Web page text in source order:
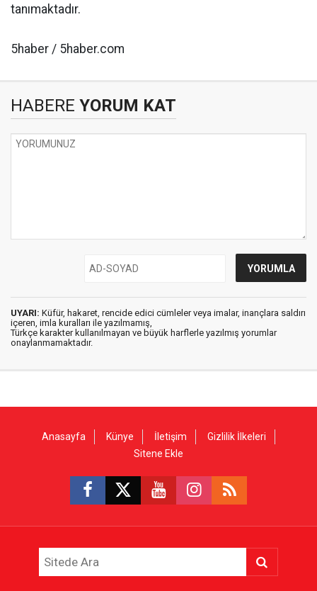
tanımaktadır.
5haber / 5haber.com
HABERE YORUM KAT
UYARI: Küfür, hakaret, rencide edici cümleler veya imalar, inançlara saldırı
içeren, imla kuralları ile yazılmamış,
Türkçe karakter kullanılmayan ve büyük harflerle yazılmış yorumlar
onaylanmamaktadır.
Anasayfa Künye İletişim
Gizlilik İlkeleri
Sitene Ekle